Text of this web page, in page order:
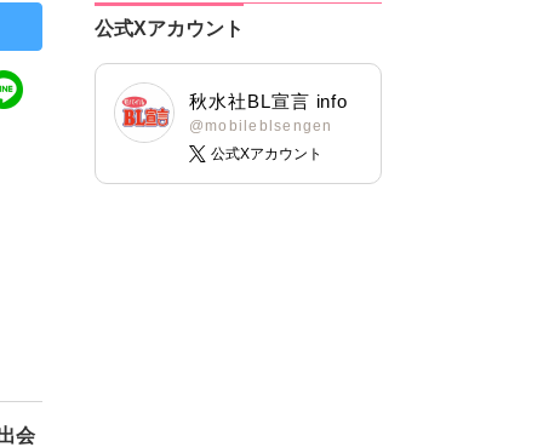
会
公式Xアカウント
秋水社BL宣言 info
@mobileblsengen
公式Xアカウント